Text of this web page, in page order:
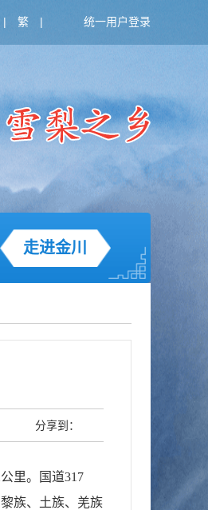
| 繁 | 统一用户登录
走进金川
分享到：
公里。 国道317
族、土族、羌族